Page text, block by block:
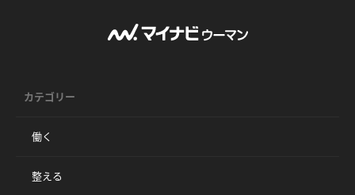
カテゴリー
働く
整える